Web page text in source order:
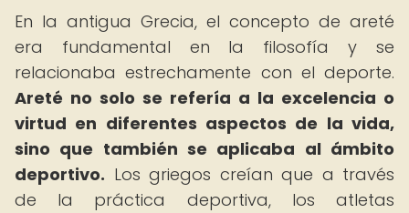
En la antigua Grecia, el concepto de areté
era fundamental en la filosofía y se
relacionaba estrechamente con el deporte.
Areté no solo se refería a la excelencia o
virtud en diferentes aspectos de la vida,
sino que también se aplicaba al ámbito
deportivo. Los griegos creían que a través
de la práctica deportiva, los atletas